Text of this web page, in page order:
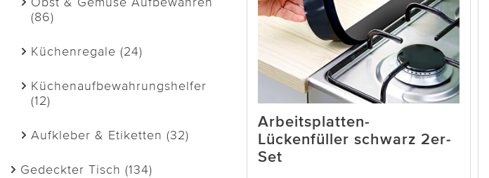
(86)
Küchenregale (24)
Küchenaufbewahrungshelfer
(12)
Aufkleber & Etiketten (32)
Gedeckter Tisch (134)
Arbeitsplatten-
Lückenfüller schwarz 2er-
Set